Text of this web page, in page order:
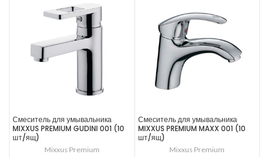
Смеситель для умывальника
MIXXUS PREMIUM GUDINI 001 (10
шт/ящ)
Mixxus Premium
Смеситель для умывальника
MIXXUS PREMIUM MAXX 001 (10
шт/ящ)
Mixxus Premium